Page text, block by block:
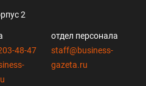
2
48-47
отдел персонала
staff@business-
gazeta.ru